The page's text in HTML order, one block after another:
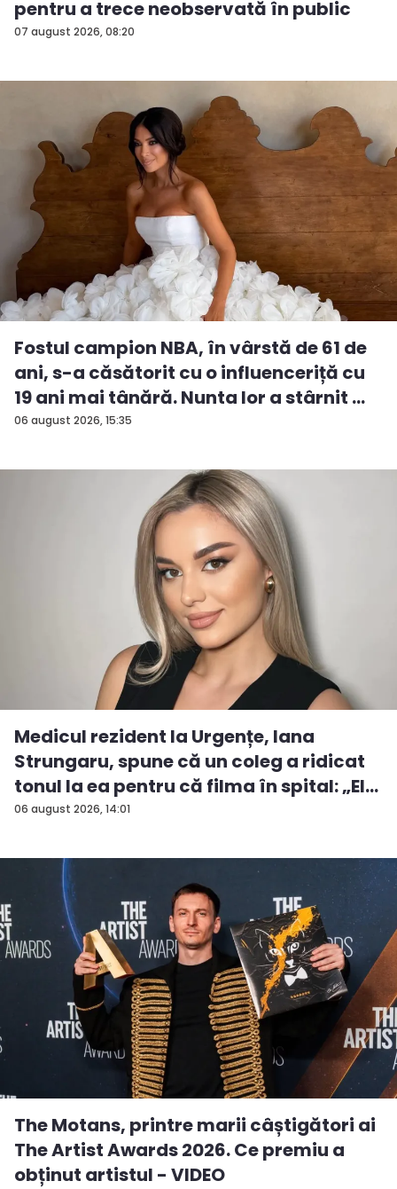
07 august 2026, 08:20
pentru a trece neobservată în public
06 august 2026, 15:35
Fostul campion NBA, în vârstă de 61 de
ani, s-a căsătorit cu o influenceriță cu
19 ani mai tânără. Nunta lor a stârnit ...
06 august 2026, 14:01
Medicul rezident la Urgențe, Iana
Strungaru, spune că un coleg a ridicat
tonul la ea pentru că filma în spital: „El
a...
The Motans, printre marii câștigători ai
The Artist Awards 2026. Ce premiu a
obținut artistul - VIDEO